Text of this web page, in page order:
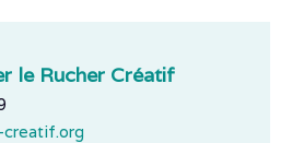
le Rucher Créatif
creatif.org